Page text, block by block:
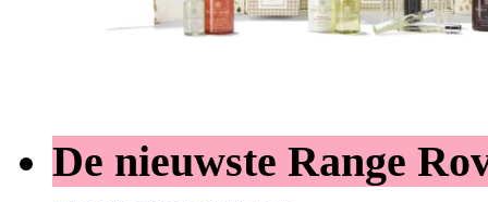
De nieuwste Range